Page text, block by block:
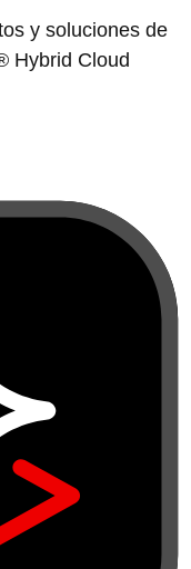
y soluciones de
Hybrid Cloud